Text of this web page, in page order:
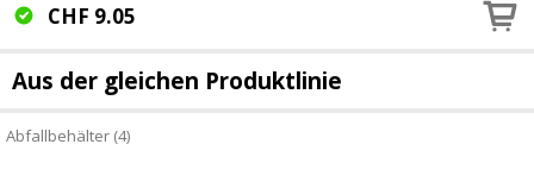
CHF 9.05
Aus der gleichen Produktlinie
Abfallbehälter (4)